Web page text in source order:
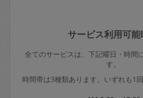
サービス利用可能
全てのサービスは、下記曜日・時間
す。
時間帯は3種類あります。いずれも1